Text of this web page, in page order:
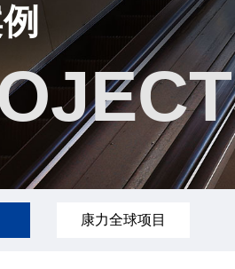
康力全球项目